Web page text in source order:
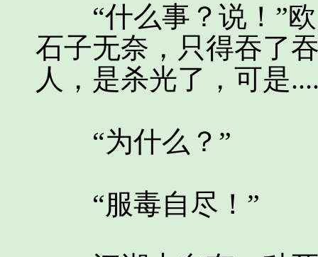
“什么事？说！”欧
石子无奈，只得吞了
人，是杀光了，可是
“为什么？”
“服毒自尽！”